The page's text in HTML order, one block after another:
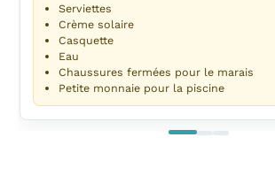
Serviettes
Crème solaire
Casquette
Eau
Chaussures fermées pour le marais
Petite monnaie pour la piscine